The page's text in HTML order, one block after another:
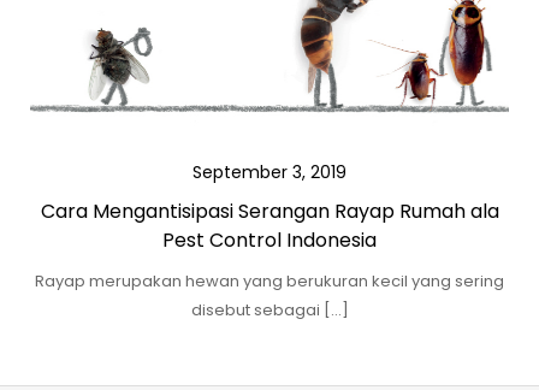
September 3, 2019
Cara Mengantisipasi Serangan Rayap Rumah ala
Pest Control Indonesia
Rayap merupakan hewan yang berukuran kecil yang sering
disebut sebagai […]